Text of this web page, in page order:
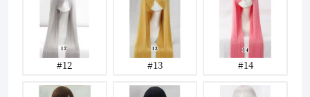
#12 #13 #14